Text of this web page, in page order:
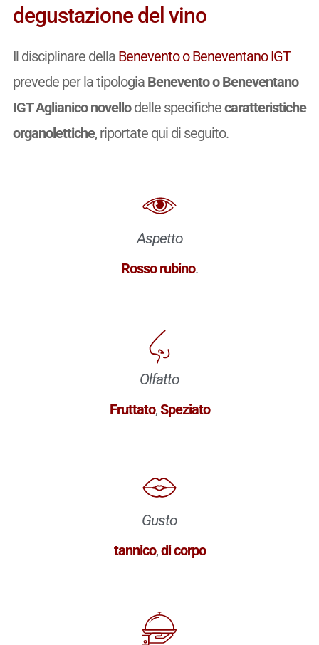
degustazione del vino
Il disciplinare della Benevento o Beneventano IGT
prevede per la tipologia Benevento o Beneventano
IGT Aglianico novellodelle specifichecaratteristiche
organolettiche, riportate qui di seguito.
Aspetto
Rosso rubino.
Olfatto
Fruttato,Speziato
Gusto
tannico,di corpo